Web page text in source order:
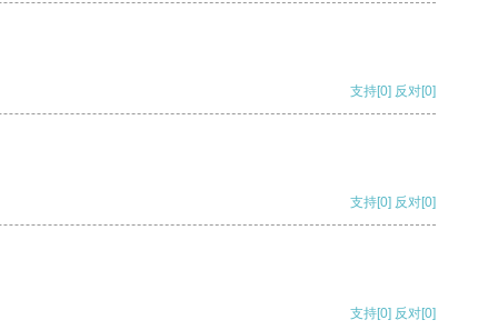
支持[0] 反对[0]
支持[0] 反对[0]
支持[0] 反对[0]